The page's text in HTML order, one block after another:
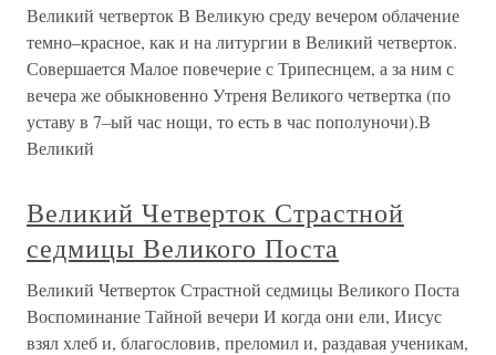
Великий четверток В Великую среду вечером облачение
темно–красное, как и на литургии в Великий четверток.
Совершается Малое повечерие с Трипеснцем, а за ним с
вечера же обыкновенно Утреня Великого четвертка (по
уставу в 7–ый час нощи, то есть в час пополуночи).В
Великий
Великий Четверток Страстной
седмицы Великого Поста
Великий Четверток Страстной седмицы Великого Поста
Воспоминание Тайной вечери И когда они ели, Иисус
взял хлеб и, благословив, преломил и, раздавая ученикам,